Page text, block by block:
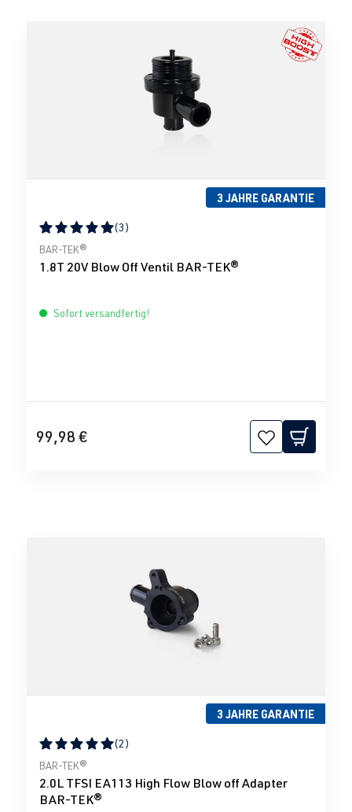
3 JAHRE GARANTIE
Durchschnittliche Bewertung von 5 von 5 Sternen
(3)
BAR-TEK®
1.8T 20V Blow Off Ventil BAR-TEK®
Sofort versandfertig!
99,98 €
3 JAHRE GARANTIE
Durchschnittliche Bewertung von 5 von 5 Sternen
(2)
BAR-TEK®
2.0L TFSI EA113 High Flow Blow off Adapter
BAR-TEK®